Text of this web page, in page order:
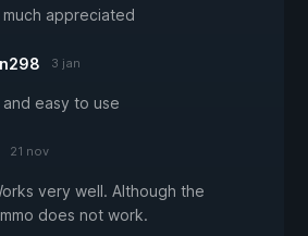
appreciated
3 jan
easy to use
21 nov
very well. Although the
does not work.